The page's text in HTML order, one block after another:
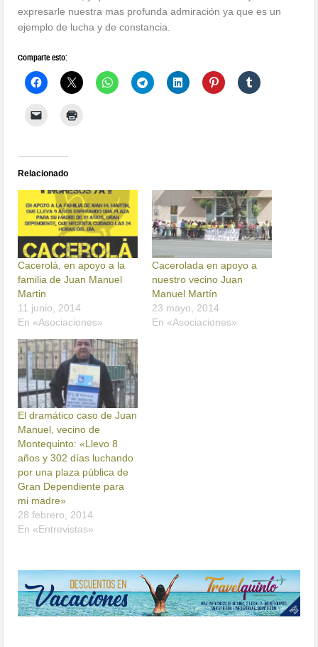
expresarle nuestra mas profunda admiración ya que es un
ejemplo de lucha y de constancia.
Comparte esto:
Relacionado
Cacerolá, en apoyo a la
familia de Juan Manuel
Martin
11 junio, 2014
En «Asociaciones»
Cacerolada en apoyo a
nuestro vecino Juan
Manuel Martín
23 mayo, 2014
En «Asociaciones»
El dramático caso de Juan
Manuel, vecino de
Montequinto: «Llevo 8
años y 302 días luchando
por una plaza pública de
Gran Dependiente para
mi madre»
28 febrero, 2014
En «Entrevistas»